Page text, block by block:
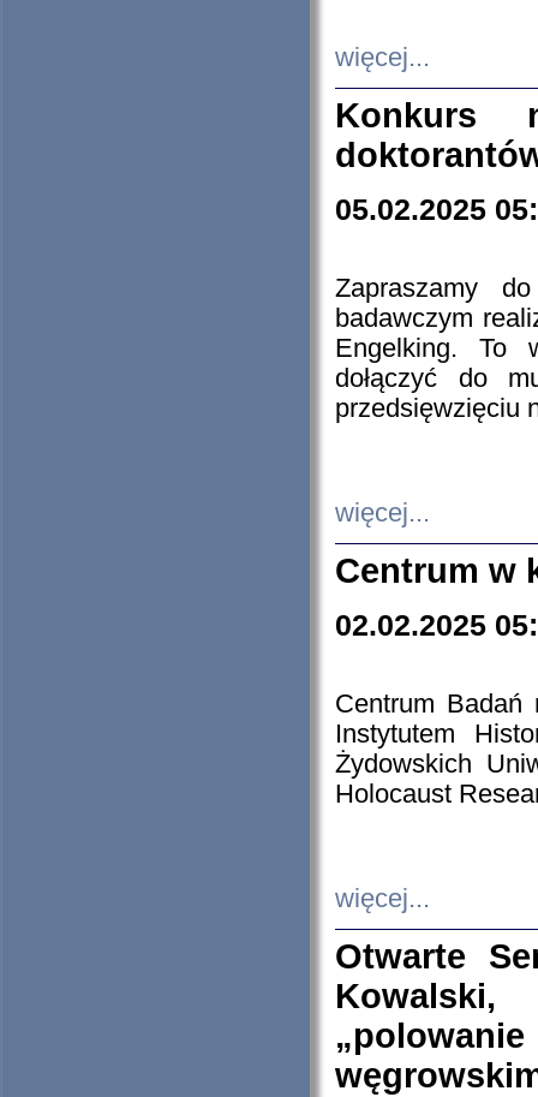
więcej...
Konkurs
05.02.2025
Zapraszamy
badawczym
Engelking. To
dołączyć do
przedsięwzięciu
więcej...
Centrum w
02.02.2025
Centrum Badań
Instytutem
Żydowskich
Holocaust
więcej...
Otwarte